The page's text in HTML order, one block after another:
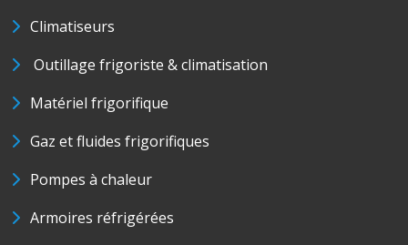
Climatiseurs
Outillage frigoriste & climatisation
Matériel frigorifique
Gaz et fluides frigorifiques
Pompes à chaleur
Armoires réfrigérées